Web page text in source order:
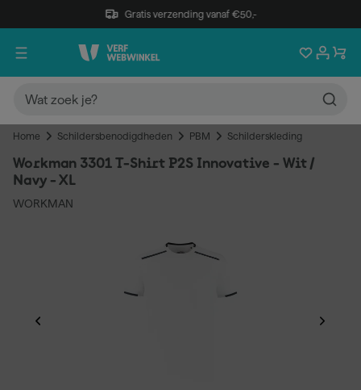
Gratis verzending vanaf €50,-
Home Schildersbenodigdheden PBM Schilderskleding
Workman 3301 T-Shirt P2S Innovative - Wit /
Navy - XL
WORKMAN